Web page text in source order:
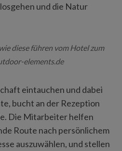
und die Natur
diese führen vom Hotel zum
elements.de
eintauchen und dabei
bucht an der Rezeption
Die Mitarbeiter helfen
Route nach persönlichem
auszuwählen, und stellen